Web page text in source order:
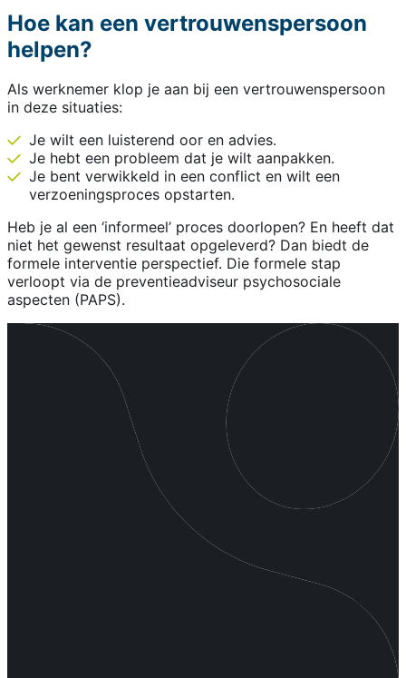
Hoe kan een vertrouwenspersoon
helpen?
Als werknemer klop je aan bij een vertrouwenspersoon
in deze situaties:
Je wilt een luisterend oor en advies.
Je hebt een probleem dat je wilt aanpakken.
Je bent verwikkeld in een conflict en wilt een
verzoeningsproces opstarten.
Heb je al een ‘informeel’ proces doorlopen? En heeft dat
niet het gewenst resultaat opgeleverd? Dan biedt de
formele interventie perspectief. Die formele stap
verloopt via de preventieadviseur psychosociale
aspecten (PAPS).